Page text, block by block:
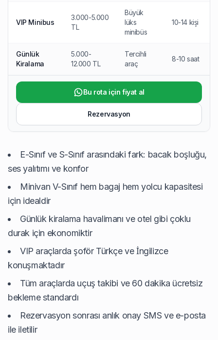
VIP Minibus
3.000-5.000
TL
Büyük
lüks
minibüs
10-14 kişi
Günlük
Kiralama
5.000-
12.000 TL
Tercihli
araç
8-10 saat
Bu rota için fiyat al
Rezervasyon
E-Sınıf ve S-Sınıf arasındaki fark: bacak boşluğu,
ses yalıtımı ve konfor
Minivan V-Sınıf hem bagaj hem yolcu kapasitesi
için idealdir
Günlük kiralama havalimanı ve otel gibi çoklu
durak için ekonomiktir
VIP araçlarda şoför Türkçe ve İngilizce
konuşmaktadır
Tüm araçlarda uçuş takibi ve 60 dakika ücretsiz
bekleme standardı
Rezervasyon sonrası anlık onay SMS ve e-posta
ile iletilir